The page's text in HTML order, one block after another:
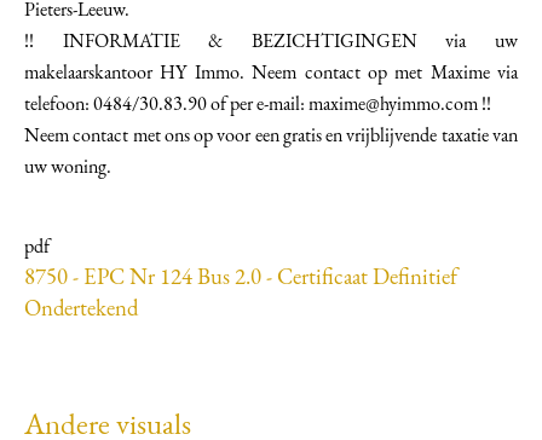
Pieters-Leeuw.
!! INFORMATIE & BEZICHTIGINGEN via uw
makelaarskantoor HY Immo. Neem contact op met Maxime via
telefoon: 0484/30.83.90 of per e-mail: maxime@hyimmo.com !!
Neem contact met ons op voor een gratis en vrijblijvende taxatie van
uw woning.
pdf
8750 - EPC Nr 124 Bus 2.0 - Certificaat Definitief
Ondertekend
Andere visuals